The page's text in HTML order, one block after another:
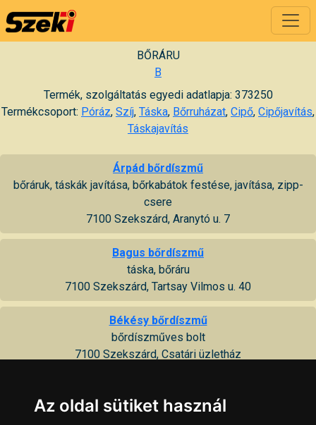
BŐRÁRU
B
Termék, szolgáltatás egyedi adatlapja: 373250
Termékcsoport: Póráz, Szíj, Táska, Bőrruházat, Cipő, Cipőjavítás,
Táskajavítás
Árpád bőrdíszmű
bőráruk, táskák javítása, bőrkabátok festése, javítása, zipp-
csere
7100 Szekszárd, Aranytó u. 7
Bagus bőrdíszmű
táska, bőráru
7100 Szekszárd, Tartsay Vilmos u. 40
Békésy bőrdíszmű
bőrdíszműves bolt
7100 Szekszárd, Csatári üzletház
bőrruházat gyártás-értékesítés, táskák, kesztyűk, egyéb
Az oldal sütiket használ